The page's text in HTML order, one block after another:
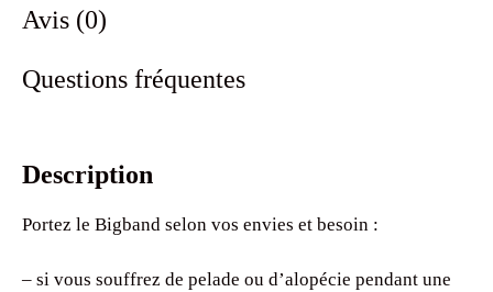
Avis (0)
Questions fréquentes
Description
Portez le Bigband selon vos envies et besoin :
– si vous souffrez de pelade ou d’alopécie pendant une